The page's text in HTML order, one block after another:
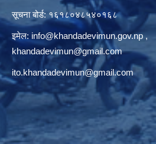
सूचना बोर्ड: १६१८०४८५४०१६८
इमेल: info@khandadevimun.gov.np,
khandadevimun@gmail.com
ito.khandadevimun@gmail.com